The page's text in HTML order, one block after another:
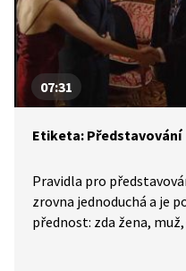
07:31
Etiketa: Představování
Pravidla pro
zrovna jednoduchá a je
přednost: zda žena,